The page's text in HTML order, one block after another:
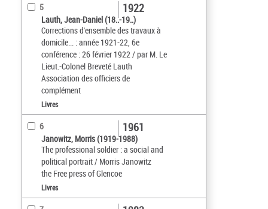
5
Lauth, Jean-Daniel (18..-19..)
Corrections d'ensemble des travaux à
domicile... : année 1921-22, 6e
conférence : 26 février 1922 / par M. Le
Lieut.-Colonel Breveté Lauth
Association des officiers de
complément
1922
Livres
6
Janowitz, Morris (1919-1988)
The professional soldier : a social and
political portrait / Morris Janowitz
the Free press of Glencoe
1961
Livres